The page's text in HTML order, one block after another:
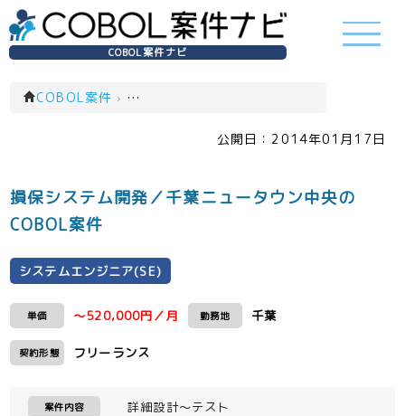
COBOL案件ナビ
COBOL案件 › システムエンジニア(SE)(一覧)
公開日： 2014年01月17日
損保システム開発／千葉ニュータウン中央の
COBOL案件
システムエンジニア(SE)
単価 ～520,000円／月 勤務地 千葉
契約形態 フリーランス
案件内容 詳細設計～テスト